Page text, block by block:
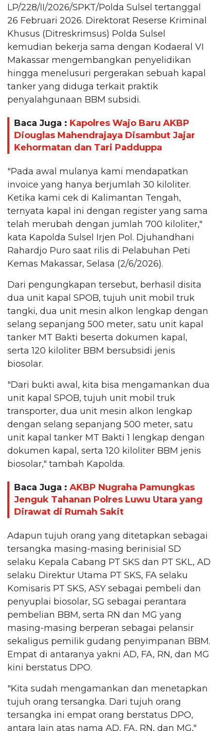
LP/228/II/2026/SPKT/Polda Sulsel tertanggal
26 Februari 2026. Direktorat Reserse Kriminal
Khusus (Ditreskrimsus) Polda Sulsel
kemudian bekerja sama dengan Kodaeral VI
Makassar mengembangkan penyelidikan
hingga menelusuri pergerakan sebuah kapal
tanker yang diduga terkait praktik
penyalahgunaan BBM subsidi.
Baca Juga : Kapolres Wajo Baru AKBP
Diouglas Mahendrajaya Disambut Jajar
Kehormatan dan Tari Padduppa
"Pada awal mulanya kami mendapatkan
invoice yang hanya berjumlah 30 kiloliter.
Ketika kami cek di Kalimantan Tengah,
ternyata kapal ini dengan register yang sama
telah merubah dengan jumlah 700 kiloliter,"
kata Kapolda Sulsel Irjen Pol. Djuhandhani
Rahardjo Puro saat rilis di Pelabuhan Peti
Kemas Makassar, Selasa (2/6/2026).
Dari pengungkapan tersebut, berhasil disita
dua unit kapal SPOB, tujuh unit mobil truk
tangki, dua unit mesin alkon lengkap dengan
selang sepanjang 500 meter, satu unit kapal
tanker MT Bakti beserta dokumen kapal,
serta 120 kiloliter BBM bersubsidi jenis
biosolar.
"Dari bukti awal, kita bisa mengamankan dua
unit kapal SPOB, tujuh unit mobil truk
transporter, dua unit mesin alkon lengkap
dengan selang sepanjang 500 meter, satu
unit kapal tanker MT Bakti 1 lengkap dengan
dokumen kapal, serta 120 kiloliter BBM jenis
biosolar," tambah Kapolda.
Baca Juga : AKBP Nugraha Pamungkas
Jenguk Tahanan Polres Luwu Utara yang
Dirawat di Rumah Sakit
Adapun tujuh orang yang ditetapkan sebagai
tersangka masing-masing berinisial SD
selaku Kepala Cabang PT SKS dan PT SKL, AD
selaku Direktur Utama PT SKS, FA selaku
Komisaris PT SKS, ASY sebagai pembeli dan
penyuplai biosolar, SG sebagai perantara
pembelian BBM, serta RN dan MG yang
masing-masing berperan sebagai pelansir
sekaligus pemilik gudang penyimpanan BBM.
Empat di antaranya yakni AD, FA, RN, dan MG
kini berstatus DPO.
"Kita sudah mengamankan dan menetapkan
tujuh orang tersangka. Dari tujuh orang
tersangka ini empat orang berstatus DPO,
antara lain atas nama AD, FA, RN, dan MG,"